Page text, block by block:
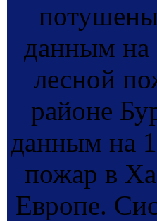
данным на
лесной
районе
данным на
пожар в
Европе.